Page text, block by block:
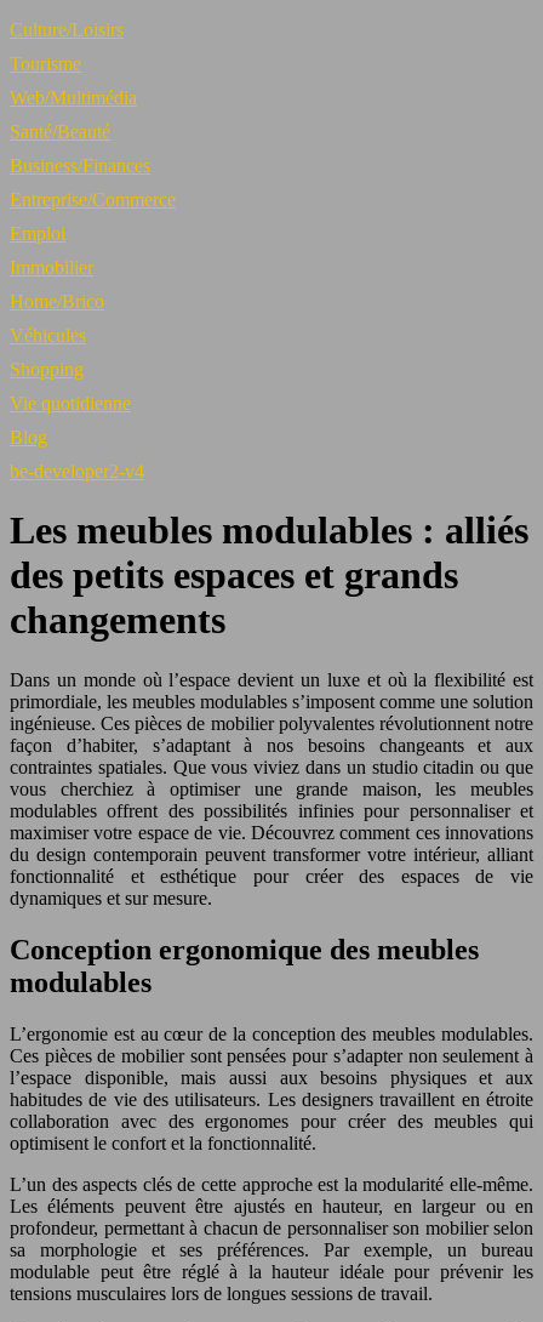
Culture/Loisirs
Tourisme
Web/Multimédia
Santé/Beauté
Business/Finances
Entreprise/Commerce
Emploi
Immobilier
Home/Brico
Véhicules
Shopping
Vie quotidienne
Blog
be-developer2-v4
Les meubles modulables : alliés
des petits espaces et grands
changements
Dans un monde où l’espace devient un luxe et où la flexibilité est
primordiale, les meubles modulables s’imposent comme une solution
ingénieuse. Ces pièces de mobilier polyvalentes révolutionnent notre
façon d’habiter, s’adaptant à nos besoins changeants et aux
contraintes spatiales. Que vous viviez dans un studio citadin ou que
vous cherchiez à optimiser une grande maison, les meubles
modulables offrent des possibilités infinies pour personnaliser et
maximiser votre espace de vie. Découvrez comment ces innovations
du design contemporain peuvent transformer votre intérieur, alliant
fonctionnalité et esthétique pour créer des espaces de vie
dynamiques et sur mesure.
Conception ergonomique des meubles
modulables
L’ergonomie est au cœur de la conception des meubles modulables.
Ces pièces de mobilier sont pensées pour s’adapter non seulement à
l’espace disponible, mais aussi aux besoins physiques et aux
habitudes de vie des utilisateurs. Les designers travaillent en étroite
collaboration avec des ergonomes pour créer des meubles qui
optimisent le confort et la fonctionnalité.
L’un des aspects clés de cette approche est la modularité elle-même.
Les éléments peuvent être ajustés en hauteur, en largeur ou en
profondeur, permettant à chacun de personnaliser son mobilier selon
sa morphologie et ses préférences. Par exemple, un bureau
modulable peut être réglé à la hauteur idéale pour prévenir les
tensions musculaires lors de longues sessions de travail.